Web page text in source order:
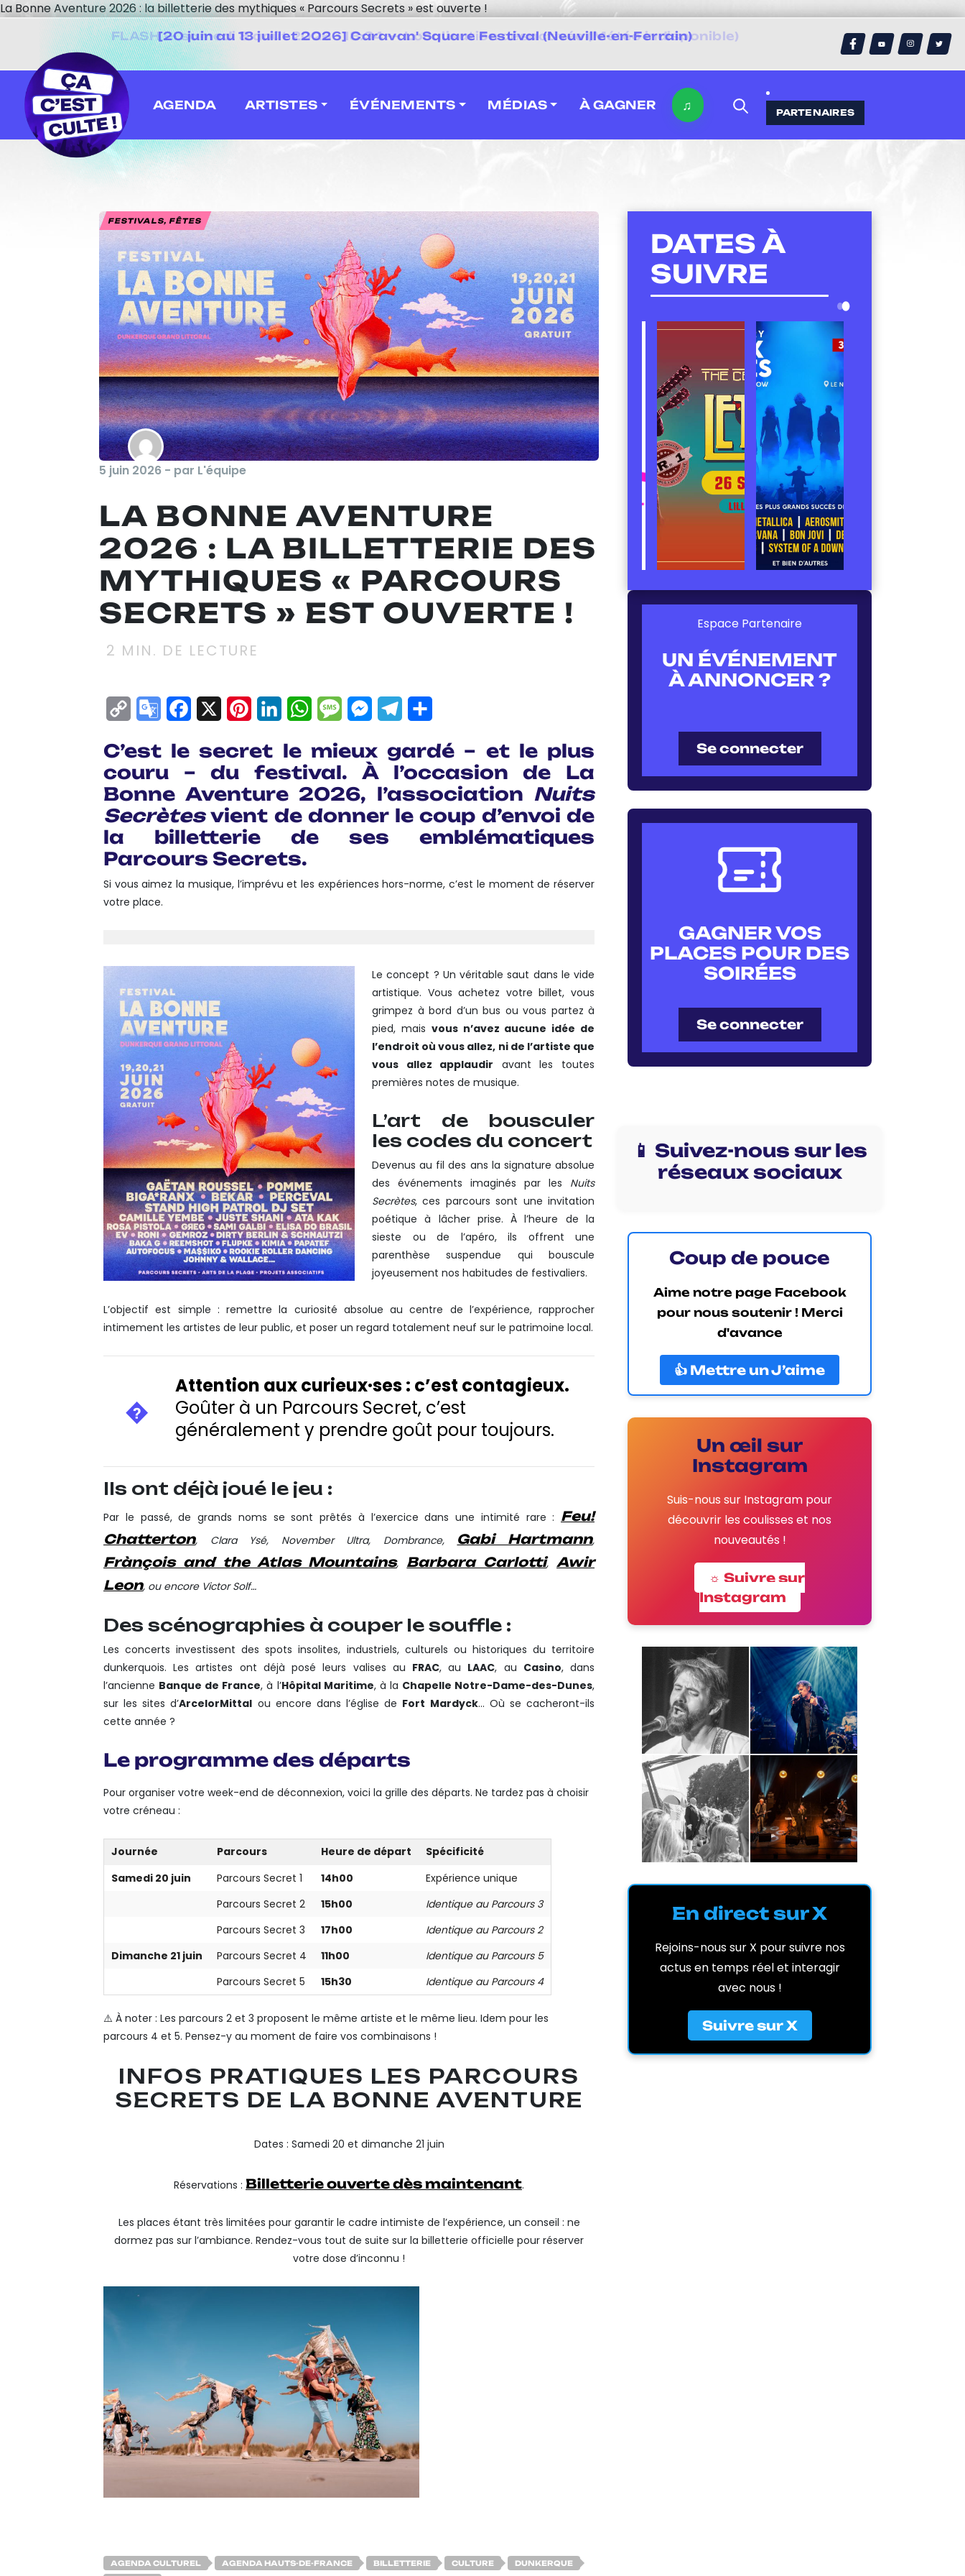
La Bonne Aventure 2026 : la billetterie des mythiques « Parcours Secrets » est ouverte !
[20 juin au 13 juillet 2026] Caravan' Square Festival (Neuville-en-Ferrain)
AGENDA ARTISTES ÉVÉNEMENTS MÉDIAS À GAGNER ♫ PARTENAIRES
FESTIVALS, FÊTES
5 juin 2026 - par L'équipe
LA BONNE AVENTURE
2026 : LA BILLETTERIE DES
MYTHIQUES « PARCOURS
SECRETS » EST OUVERTE !
2 MIN. DE LECTURE
Copy GoogleFacebook
X Pinterest
LinkedInWhatsApp
MessageMessenger
Telegram
C’est le secret le mieux gardé – et le plus
couru – du festival. À l’occasion de La
Bonne Aventure 2026, l’association Nuits
Secrètesvient de donner le coup d’envoi de
la billetterie de ses emblématiques
Parcours Secrets.
Si vous aimez la musique, l’imprévu et les expériences hors-norme, c’est le moment de réserver
votre place.
Le concept ? Un véritable saut dans le vide
artistique. Vous achetez votre billet, vous
grimpez à bord d’un bus ou vous partez à
pied, mais vous n’avez aucune idée de
l’endroit où vous allez, ni de l’artiste que
vous allez applaudir avant les toutes
premières notes de musique.
L’art de bousculer
les codes du concert
Devenus au fil des ans la signature absolue
des événements imaginés par les Nuits
Secrètes, ces parcours sont une invitation
poétique à lâcher prise. À l’heure de la
sieste ou de l’apéro, ils offrent une
parenthèse suspendue qui bouscule
joyeusement nos habitudes de festivaliers.
L’objectif est simple : remettre la curiosité absolue au centre de l’expérience, rapprocher
intimement les artistes de leur public, et poser un regard totalement neuf sur le patrimoine local.
Attention aux curieux·ses : c’est contagieux.
Goûter à un Parcours Secret, c’est
généralement y prendre goût pour toujours.
Ils ont déjà joué le jeu :
Par le passé, de grands noms se sont prêtés à l’exercice dans une intimité rare : Feu!
Chatterton, Clara Ysé, November Ultra, Dombrance, Gabi Hartmann,
Frànçois and the Atlas Mountains, Barbara Carlotti,Awir
Leon, ou encore Victor Solf…
Des scénographies à couper le souffle :
Les concerts investissent des spots insolites, industriels, culturels ou historiques du territoire
dunkerquois. Les artistes ont déjà posé leurs valises au FRAC, au LAAC, au Casino, dans
l’ancienne Banque de France, à l’Hôpital Maritime, à la Chapelle Notre-Dame-des-Dunes,
sur les sites d’ArcelorMittal ou encore dans l’église de Fort Mardyck… Où se cacheront-ils
cette année ?
Le programme des départs
Pour organiser votre week-end de déconnexion, voici la grille des départs. Ne tardez pas à choisir
votre créneau :
Journée Parcours Heure de départ
Spécificité
Samedi 20 juin
Parcours Secret 1 14h00
Expérience unique
Parcours Secret 2
15h00
Identique au Parcours 3
Parcours Secret 3
17h00
Identique au Parcours 2
Dimanche 21 juin
Parcours Secret 4 11h00
Identique au Parcours 5
Parcours Secret 5
15h30 Identique au Parcours 4
⚠️ À noter : Les parcours 2 et 3 proposent le même artiste et le même lieu. Idem pour les
parcours 4 et 5. Pensez-y au moment de faire vos combinaisons !
INFOS PRATIQUES LES PARCOURS
SECRETS DE LA BONNE AVENTURE
Dates : Samedi 20 et dimanche 21 juin
Réservations : Billetterie ouverte dès maintenant.
Les places étant très limitées pour garantir le cadre intimiste de l’expérience, un conseil : ne
dormez pas sur l’ambiance. Rendez-vous tout de suite sur la billetterie officielle pour réserver
votre dose d’inconnu !
AGENDA CULTUREL AGENDA HAUTS-DE-FRANCE BILLETTERIE CULTURE DUNKERQUE
DATES À
SUIVRE
Espace Partenaire
UN ÉVÉNEMENT
À ANNONCER ?
Se connecter
GAGNER VOS
PLACES POUR DES
SOIRÉES
Se connecter
📱 Suivez-nous sur les
réseaux sociaux
Coup de pouce
Aime notre page Facebook
pour nous soutenir ! Merci
d'avance
👍 Mettre un J’aime
Un œil sur
Instagram
Suis-nous sur Instagram pour
découvrir les coulisses et nos
nouveautés !
☼ Suivre sur
Instagram
En direct sur X
Rejoins-nous sur X pour suivre nos
actus en temps réel et interagir
avec nous !
Suivre sur X